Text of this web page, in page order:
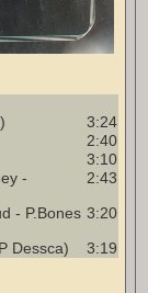
3:24
2:40
3:10
-
2:43
- P.Bones 3:20
Dessca) 3:19